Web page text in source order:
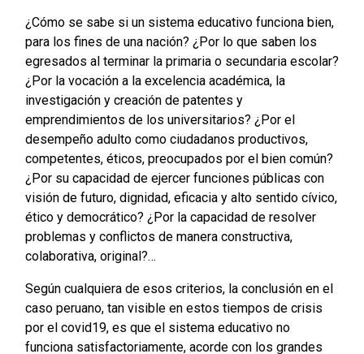
¿Cómo se sabe si un sistema educativo funciona bien,
para los fines de una nación? ¿Por lo que saben los
egresados al terminar la primaria o secundaria escolar?
¿Por la vocación a la excelencia académica, la
investigación y creación de patentes y
emprendimientos de los universitarios? ¿Por el
desempeño adulto como ciudadanos productivos,
competentes, éticos, preocupados por el bien común?
¿Por su capacidad de ejercer funciones públicas con
visión de futuro, dignidad, eficacia y alto sentido cívico,
ético y democrático? ¿Por la capacidad de resolver
problemas y conflictos de manera constructiva,
colaborativa, original?…
Según cualquiera de esos criterios, la conclusión en el
caso peruano, tan visible en estos tiempos de crisis
por el covid19, es que el sistema educativo no
funciona satisfactoriamente, acorde con los grandes